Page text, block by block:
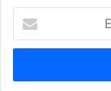
Enter
your
Email